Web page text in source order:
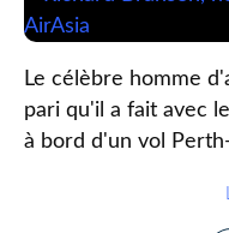
Le célèbre homme
pari qu'il a fait avec
à bord d'un vol